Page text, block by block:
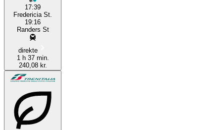
17:39
Fredericia St.
19:16
Randers St
direkte
1 h 37 min.
240,08 kr.